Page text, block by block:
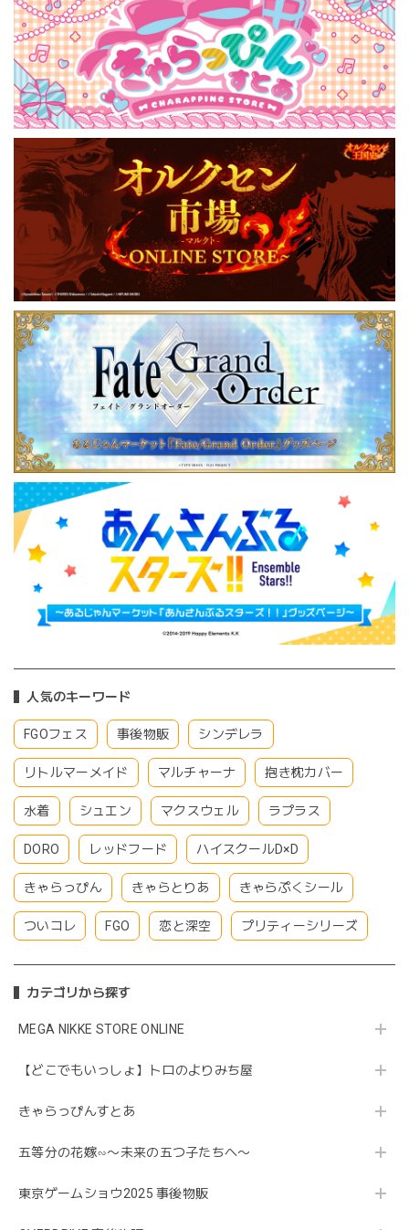
人気のキーワード
FGOフェス 事後物販 シンデレラ
リトルマーメイド マルチャーナ 抱き枕カバー
水着 シュエン マクスウェル ラプラス
DORO レッドフード ハイスクールD×D
きゃらっぴん きゃらとりあ きゃらぷくシール
ついコレ FGO 恋と深空 プリティーシリーズ
カテゴリから探す
MEGA NIKKE STORE ONLINE
【どこでもいっしょ】トロのよりみち屋
きゃらっぴんすとあ
五等分の花嫁∽〜未来の五つ子たちへ〜
東京ゲームショウ2025 事後物販